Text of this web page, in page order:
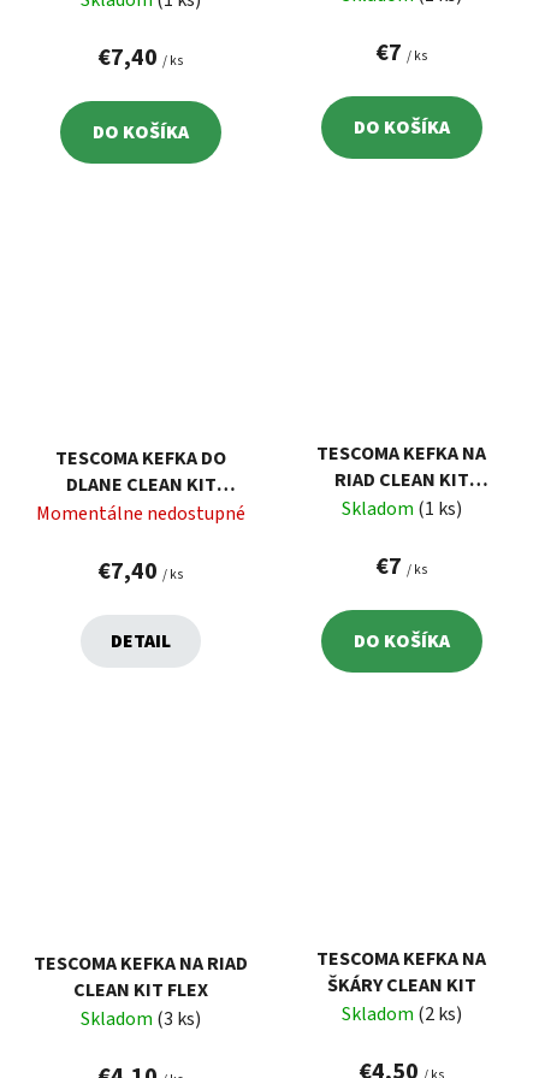
€7,40 / ks
DO KOŠÍKA
€7 / ks
DO KOŠÍKA
TESCOMA KEFKA DO
DLANE CLEAN KIT
BAMBOO
Momentálne nedostupné
€7,40 / ks
DETAIL
TESCOMA KEFKA NA
RIAD CLEAN KIT
BAMBOO
Skladom (1 ks)
€7 / ks
DO KOŠÍKA
TESCOMA KEFKA NA RIAD
CLEAN KIT FLEX
Skladom (3 ks)
TESCOMA KEFKA NA
ŠKÁRY CLEAN KIT
Skladom (2 ks)